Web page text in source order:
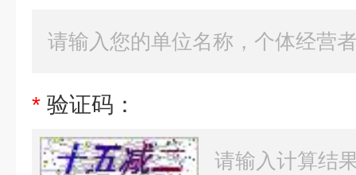
* 验证码：